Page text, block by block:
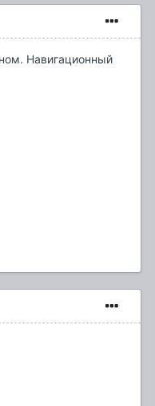
Навигационный